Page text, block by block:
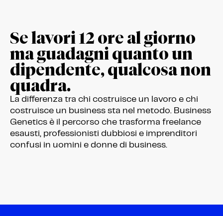
Se lavori 12 ore al giorno
ma guadagni quanto un
dipendente, qualcosa non
quadra.
La differenza tra chi costruisce un lavoro e chi
costruisce un business sta nel metodo. Business
Genetics è il percorso che trasforma freelance
esausti, professionisti dubbiosi e imprenditori
confusi in uomini e donne di business.